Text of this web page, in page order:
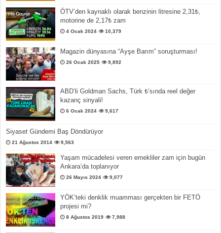
ÖTV’den kaynaklı olarak benzinin litresine 2,31₺,
motorine de 2,17₺ zam
4 Ocak 2024 10,379
Magazin dünyasına “Ayşe Barım” soruşturması!
26 Ocak 2025 9,892
ABD’li Goldman Sachs, Türk ₺’sında reel değer
kazanç sinyali!
6 Ocak 2024 9,617
Siyaset Gündemi Baş Döndürüyor
21 Ağustos 2014 9,563
Yaşam mücadelesi veren emekliler zam için bugün
Ankara’da toplanıyor
26 Mayıs 2024 9,077
YÖK’teki denklik muamması gerçekten bir FETÖ
projesi mi?
8 Ağustos 2019 7,988